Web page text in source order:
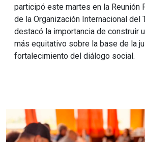
participó este martes en la Reunión
de la Organización Internacional del
destacó la importancia de construir
más equitativo sobre la base de la
fortalecimiento del diálogo social.
Imagen